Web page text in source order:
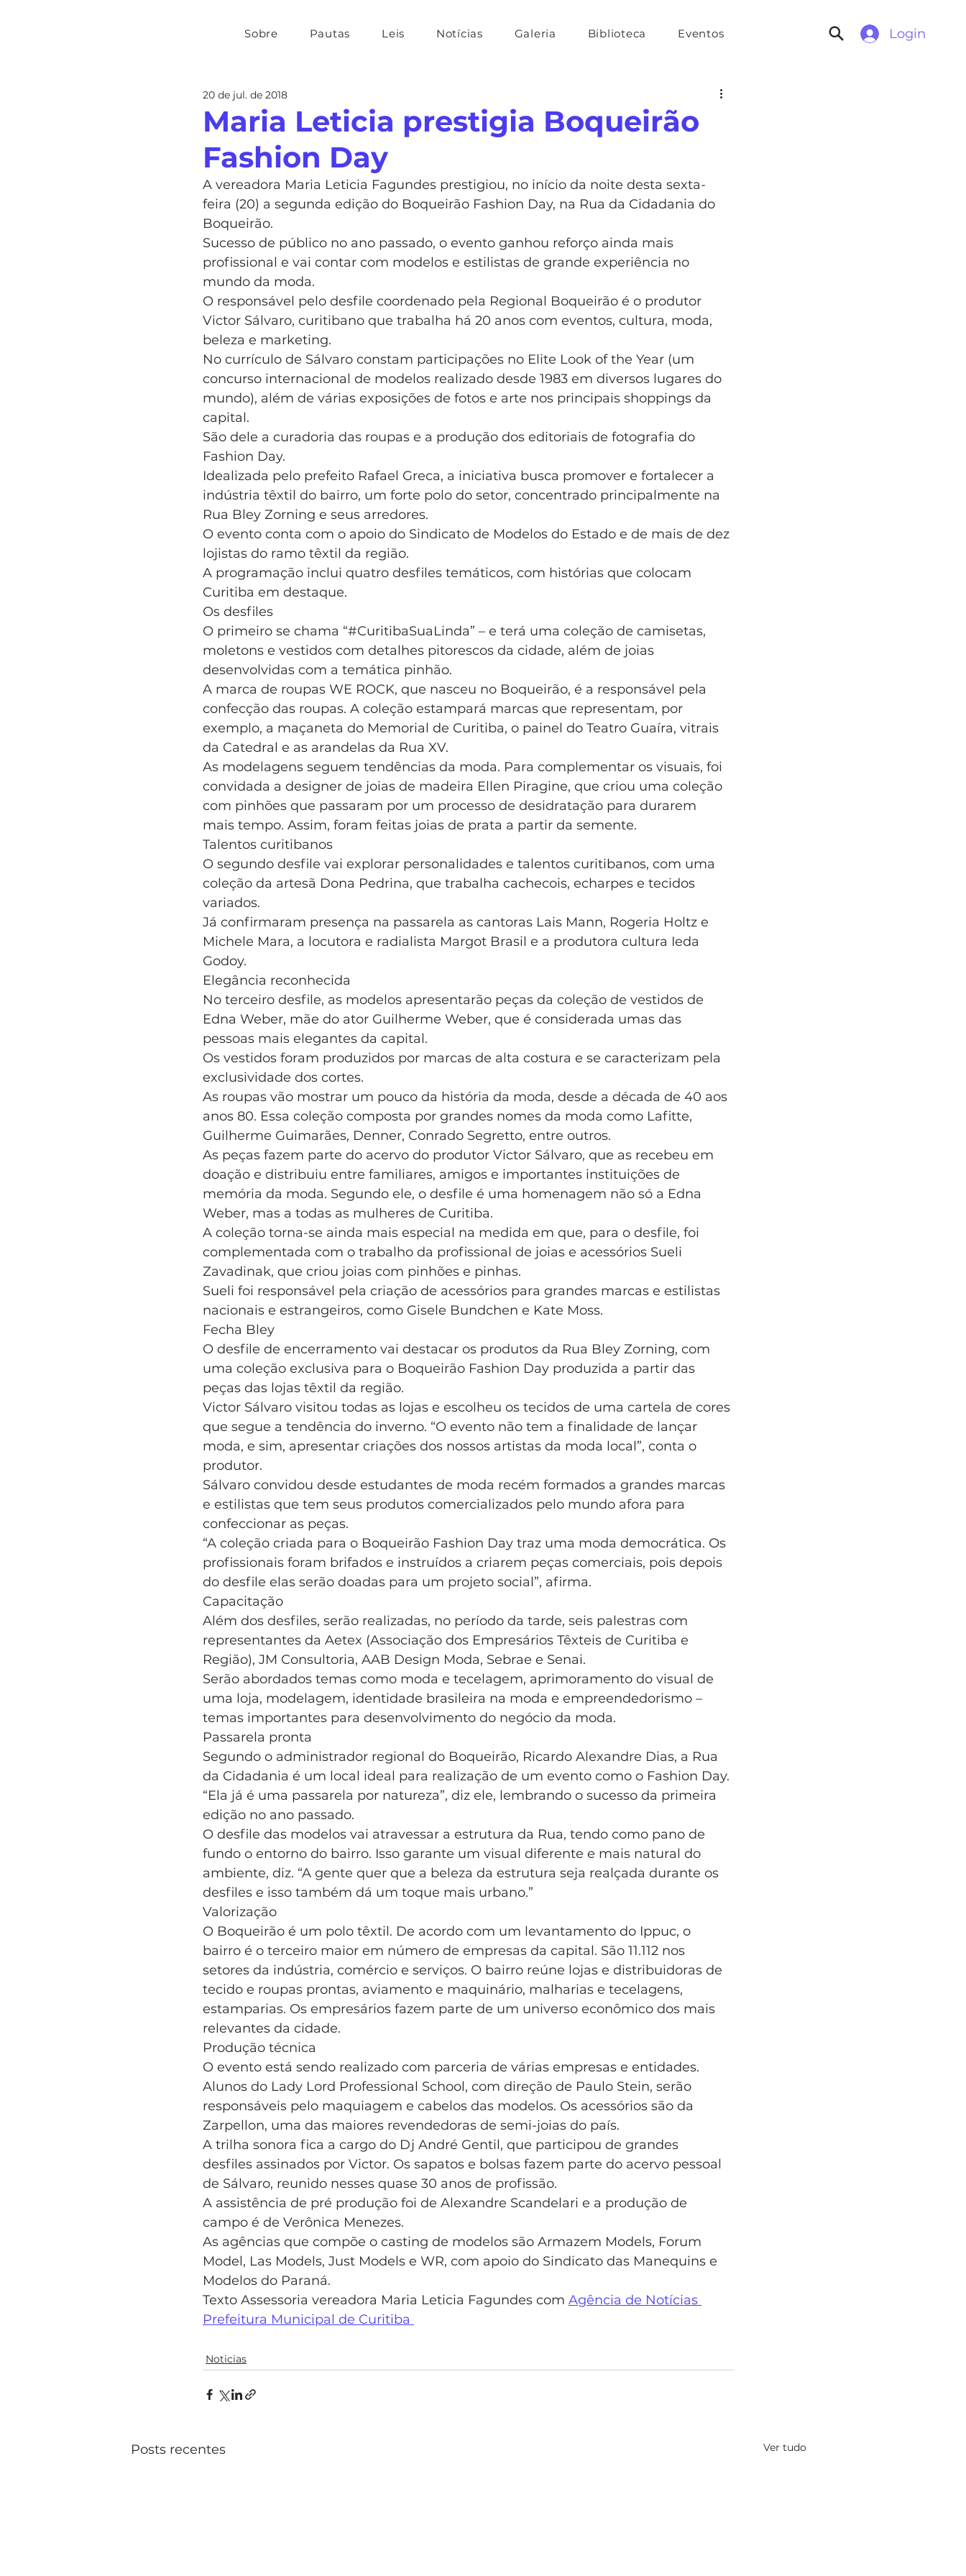
Sobre Pautas Leis Notícias Galeria Biblioteca Eventos Login
Maria Leticia prestigia Boqueirão
Fashion Day
20 de jul. de 2018
A vereadora Maria Leticia Fagundes prestigiou, no início da noite desta sexta-
feira (20) a segunda edição do Boqueirão Fashion Day, na Rua da Cidadania do
Boqueirão.
Sucesso de público no ano passado, o evento ganhou reforço ainda mais
profissional e vai contar com modelos e estilistas de grande experiência no
mundo da moda.
O responsável pelo desfile coordenado pela Regional Boqueirão é o produtor
Victor Sálvaro, curitibano que trabalha há 20 anos com eventos, cultura, moda,
beleza e marketing.
No currículo de Sálvaro constam participações no Elite Look of the Year (um
concurso internacional de modelos realizado desde 1983 em diversos lugares do
mundo), além de várias exposições de fotos e arte nos principais shoppings da
capital.
São dele a curadoria das roupas e a produção dos editoriais de fotografia do
Fashion Day.
Idealizada pelo prefeito Rafael Greca, a iniciativa busca promover e fortalecer a
indústria têxtil do bairro, um forte polo do setor, concentrado principalmente na
Rua Bley Zorning e seus arredores.
O evento conta com o apoio do Sindicato de Modelos do Estado e de mais de dez
lojistas do ramo têxtil da região.
A programação inclui quatro desfiles temáticos, com histórias que colocam
Curitiba em destaque.
Os desfiles
O primeiro se chama “#CuritibaSuaLinda” – e terá uma coleção de camisetas,
moletons e vestidos com detalhes pitorescos da cidade, além de joias
desenvolvidas com a temática pinhão.
A marca de roupas WE ROCK, que nasceu no Boqueirão, é a responsável pela
confecção das roupas. A coleção estampará marcas que representam, por
exemplo, a maçaneta do Memorial de Curitiba, o painel do Teatro Guaíra, vitrais
da Catedral e as arandelas da Rua XV.
As modelagens seguem tendências da moda. Para complementar os visuais, foi
convidada a designer de joias de madeira Ellen Piragine, que criou uma coleção
com pinhões que passaram por um processo de desidratação para durarem
mais tempo. Assim, foram feitas joias de prata a partir da semente.
Talentos curitibanos
O segundo desfile vai explorar personalidades e talentos curitibanos, com uma
coleção da artesã Dona Pedrina, que trabalha cachecois, echarpes e tecidos
variados.
Já confirmaram presença na passarela as cantoras Lais Mann, Rogeria Holtz e
Michele Mara, a locutora e radialista Margot Brasil e a produtora cultura Ieda
Godoy.
Elegância reconhecida
No terceiro desfile, as modelos apresentarão peças da coleção de vestidos de
Edna Weber, mãe do ator Guilherme Weber, que é considerada umas das
pessoas mais elegantes da capital.
Os vestidos foram produzidos por marcas de alta costura e se caracterizam pela
exclusividade dos cortes.
As roupas vão mostrar um pouco da história da moda, desde a década de 40 aos
anos 80. Essa coleção composta por grandes nomes da moda como Lafitte,
Guilherme Guimarães, Denner, Conrado Segretto, entre outros.
As peças fazem parte do acervo do produtor Victor Sálvaro, que as recebeu em
doação e distribuiu entre familiares, amigos e importantes instituições de
memória da moda. Segundo ele, o desfile é uma homenagem não só a Edna
Weber, mas a todas as mulheres de Curitiba.
A coleção torna-se ainda mais especial na medida em que, para o desfile, foi
complementada com o trabalho da profissional de joias e acessórios Sueli
Zavadinak, que criou joias com pinhões e pinhas.
Sueli foi responsável pela criação de acessórios para grandes marcas e estilistas
nacionais e estrangeiros, como Gisele Bundchen e Kate Moss.
Fecha Bley
O desfile de encerramento vai destacar os produtos da Rua Bley Zorning, com
uma coleção exclusiva para o Boqueirão Fashion Day produzida a partir das
peças das lojas têxtil da região.
Victor Sálvaro visitou todas as lojas e escolheu os tecidos de uma cartela de cores
que segue a tendência do inverno. “O evento não tem a finalidade de lançar
moda, e sim, apresentar criações dos nossos artistas da moda local”, conta o
produtor.
Sálvaro convidou desde estudantes de moda recém formados a grandes marcas
e estilistas que tem seus produtos comercializados pelo mundo afora para
confeccionar as peças.
“A coleção criada para o Boqueirão Fashion Day traz uma moda democrática. Os
profissionais foram brifados e instruídos a criarem peças comerciais, pois depois
do desfile elas serão doadas para um projeto social”, afirma.
Capacitação
Além dos desfiles, serão realizadas, no período da tarde, seis palestras com
representantes da Aetex (Associação dos Empresários Têxteis de Curitiba e
Região), JM Consultoria, AAB Design Moda, Sebrae e Senai.
Serão abordados temas como moda e tecelagem, aprimoramento do visual de
uma loja, modelagem, identidade brasileira na moda e empreendedorismo –
temas importantes para desenvolvimento do negócio da moda.
Passarela pronta
Segundo o administrador regional do Boqueirão, Ricardo Alexandre Dias, a Rua
da Cidadania é um local ideal para realização de um evento como o Fashion Day.
“Ela já é uma passarela por natureza”, diz ele, lembrando o sucesso da primeira
edição no ano passado.
O desfile das modelos vai atravessar a estrutura da Rua, tendo como pano de
fundo o entorno do bairro. Isso garante um visual diferente e mais natural do
ambiente, diz. “A gente quer que a beleza da estrutura seja realçada durante os
desfiles e isso também dá um toque mais urbano.”
Valorização
O Boqueirão é um polo têxtil. De acordo com um levantamento do Ippuc, o
bairro é o terceiro maior em número de empresas da capital. São 11.112 nos
setores da indústria, comércio e serviços. O bairro reúne lojas e distribuidoras de
tecido e roupas prontas, aviamento e maquinário, malharias e tecelagens,
estamparias. Os empresários fazem parte de um universo econômico dos mais
relevantes da cidade.
Produção técnica
O evento está sendo realizado com parceria de várias empresas e entidades.
Alunos do Lady Lord Professional School, com direção de Paulo Stein, serão
responsáveis pelo maquiagem e cabelos das modelos. Os acessórios são da
Zarpellon, uma das maiores revendedoras de semi-joias do país.
A trilha sonora fica a cargo do Dj André Gentil, que participou de grandes
desfiles assinados por Victor. Os sapatos e bolsas fazem parte do acervo pessoal
de Sálvaro, reunido nesses quase 30 anos de profissão.
A assistência de pré produção foi de Alexandre Scandelari e a produção de
campo é de Verônica Menezes.
As agências que compõe o casting de modelos são Armazem Models, Forum
Model, Las Models, Just Models e WR, com apoio do Sindicato das Manequins e
Modelos do Paraná.
Texto Assessoria vereadora Maria Leticia Fagundes com Agência de Notícias
Prefeitura Municipal de Curitiba
Noticias
Posts recentes Ver tudo